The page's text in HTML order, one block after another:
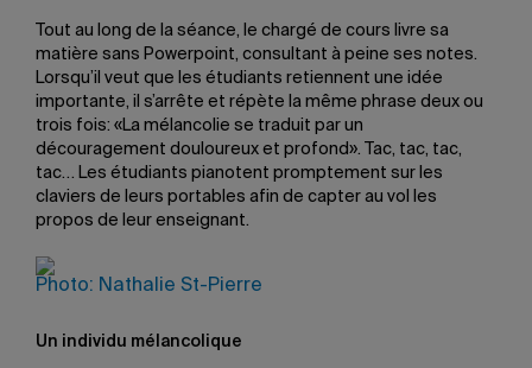
Tout au long de la séance, le chargé de cours livre sa
matière sans Powerpoint, consultant à peine ses notes.
Lorsqu’il veut que les étudiants retiennent une idée
importante, il s’arrête et répète la même phrase deux ou
trois fois: «La mélancolie se traduit par un
découragement douloureux et profond». Tac, tac, tac,
tac… Les étudiants pianotent promptement sur les
claviers de leurs portables afin de capter au vol les
propos de leur enseignant.
Photo: Nathalie St-Pierre
Un individu mélancolique